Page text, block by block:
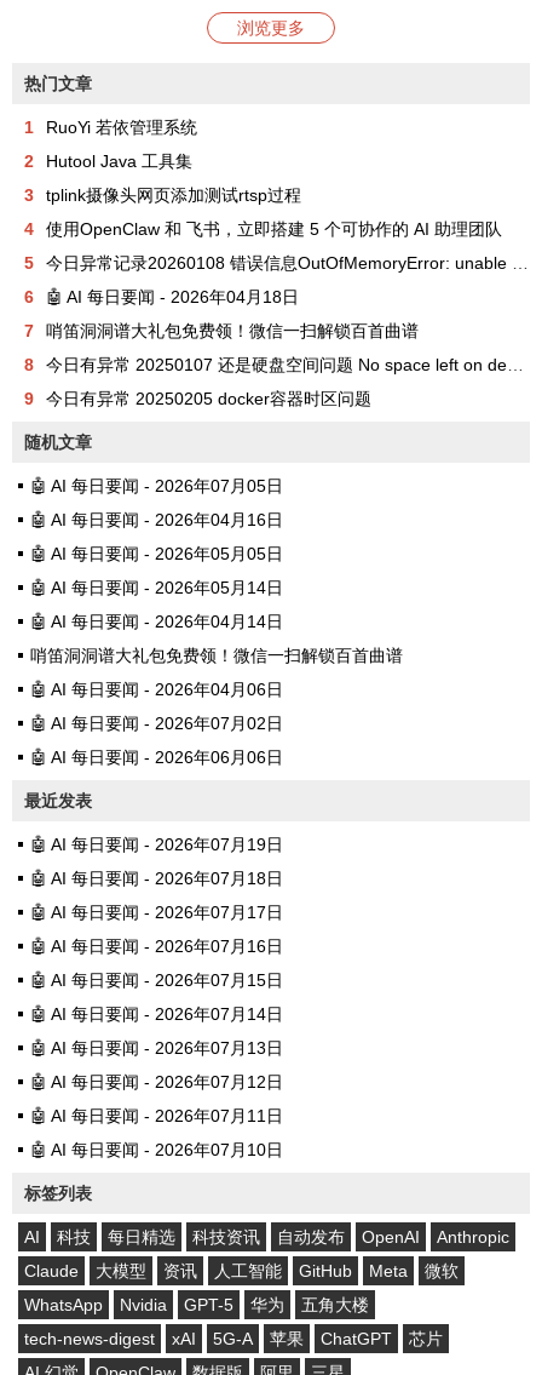
浏览更多
热门文章
1
RuoYi 若依管理系统
2
Hutool Java 工具集
3
tplink摄像头网页添加测试rtsp过程
4
使用OpenClaw 和 飞书，立即搭建 5 个可协作的 AI 助理团队
5
今日异常记录20260108 错误信息OutOfMemoryError: unable to create new native thread
6
🤖 AI 每日要闻 - 2026年04月18日
7
哨笛洞洞谱大礼包免费领！微信一扫解锁百首曲谱
8
今日有异常 20250107 还是硬盘空间问题 No space left on device
9
今日有异常 20250205 docker容器时区问题
随机文章
🤖 AI 每日要闻 - 2026年07月05日
🤖 AI 每日要闻 - 2026年04月16日
🤖 AI 每日要闻 - 2026年05月05日
🤖 AI 每日要闻 - 2026年05月14日
🤖 AI 每日要闻 - 2026年04月14日
哨笛洞洞谱大礼包免费领！微信一扫解锁百首曲谱
🤖 AI 每日要闻 - 2026年04月06日
🤖 AI 每日要闻 - 2026年07月02日
🤖 AI 每日要闻 - 2026年06月06日
最近发表
🤖 AI 每日要闻 - 2026年07月19日
🤖 AI 每日要闻 - 2026年07月18日
🤖 AI 每日要闻 - 2026年07月17日
🤖 AI 每日要闻 - 2026年07月16日
🤖 AI 每日要闻 - 2026年07月15日
🤖 AI 每日要闻 - 2026年07月14日
🤖 AI 每日要闻 - 2026年07月13日
🤖 AI 每日要闻 - 2026年07月12日
🤖 AI 每日要闻 - 2026年07月11日
🤖 AI 每日要闻 - 2026年07月10日
标签列表
AI 科技 每日精选 科技资讯 自动发布 OpenAI
Anthropic
Claude
大模型 资讯 人工智能 GitHub Meta
微软
WhatsApp
Nvidia GPT-5 华为
五角大楼
tech-news-digest
xAI 5G-A 苹果 ChatGPT
芯片